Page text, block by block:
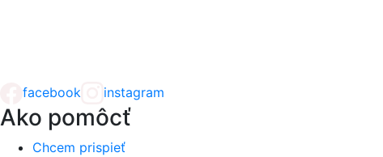
facebook instagram
Ako pomôcť
Chcem prispieť